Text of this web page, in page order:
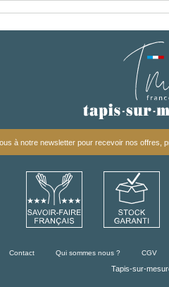
à notre newsletter pour recevoir nos offres,
Contact Qui sommes nous ? CGV
Tapis-sur-